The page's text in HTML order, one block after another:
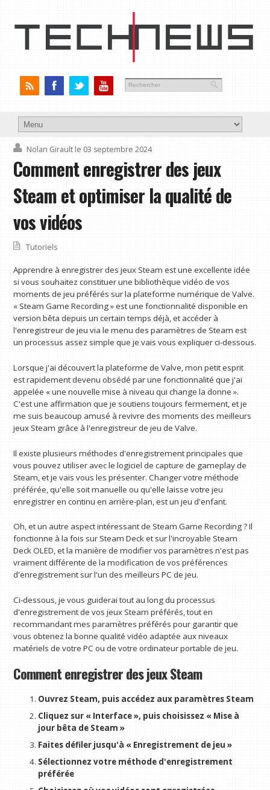
Nolan Girault le 03 septembre 2024
Comment enregistrer des jeux
Steam et optimiser la qualité de
vos vidéos
Tutoriels
Apprendre à enregistrer des jeux Steam est une excellente idée
si vous souhaitez constituer une bibliothèque vidéo de vos
moments de jeu préférés sur la plateforme numérique de Valve.
« Steam Game Recording » est une fonctionnalité disponible en
version bêta depuis un certain temps déjà, et accéder à
l'enregistreur de jeu via le menu des paramètres de Steam est
un processus assez simple que je vais vous expliquer ci-dessous.
Lorsque j'ai découvert la plateforme de Valve, mon petit esprit
est rapidement devenu obsédé par une fonctionnalité que j'ai
appelée « une nouvelle mise à niveau qui change la donne ».
C'est une affirmation que je soutiens toujours fermement, et je
me suis beaucoup amusé à revivre des moments des meilleurs
jeux Steam grâce à l'enregistreur de jeu de Valve.
Il existe plusieurs méthodes d'enregistrement principales que
vous pouvez utiliser avec le logiciel de capture de gameplay de
Steam, et je vais vous les présenter. Changer votre méthode
préférée, qu'elle soit manuelle ou qu'elle laisse votre jeu
enregistrer en continu en arrière-plan, est un jeu d'enfant.
Oh, et un autre aspect intéressant de Steam Game Recording ? Il
fonctionne à la fois sur Steam Deck et sur l'incroyable Steam
Deck OLED, et la manière de modifier vos paramètres n'est pas
vraiment différente de la modification de vos préférences
d'enregistrement sur l'un des meilleurs PC de jeu.
Ci-dessous, je vous guiderai tout au long du processus
d'enregistrement de vos jeux Steam préférés, tout en
recommandant mes paramètres préférés pour garantir que
vous obtenez la bonne qualité vidéo adaptée aux niveaux
matériels de votre PC ou de votre ordinateur portable de jeu.
Comment enregistrer des jeux Steam
Ouvrez Steam, puis accédez aux paramètres Steam
Cliquez sur « Interface », puis choisissez « Mise à
jour bêta de Steam »
Faites défiler jusqu'à « Enregistrement de jeu »
Sélectionnez votre méthode d'enregistrement
préférée